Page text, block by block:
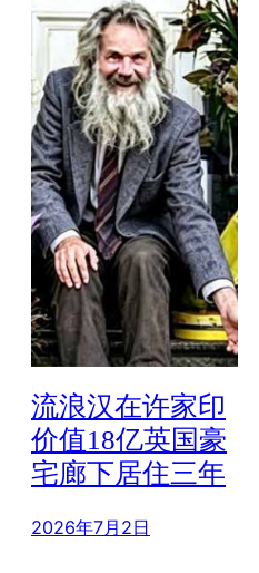
流浪汉在许家印
价值18亿英国豪
宅廊下居住三年
2026年7月2日